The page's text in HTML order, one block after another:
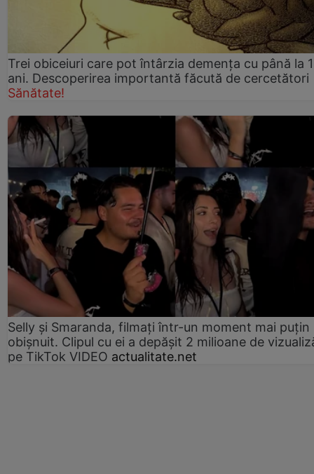
Trei obiceiuri care pot întârzia demența cu până la
ani. Descoperirea importantă făcută de cercetători
Sănătate!
Selly și Smaranda, filmați într-un moment mai puțin
obișnuit. Clipul cu ei a depășit 2 milioane de
pe TikTok VIDEO actualitate.net